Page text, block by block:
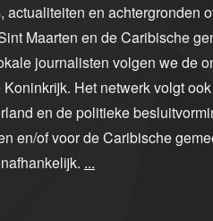
actualiteiten en achtergronden
Maarten en de Caribische
journalisten volgen we de
Het netwerk volgt
en de politieke
en/of voor de Caribische
...